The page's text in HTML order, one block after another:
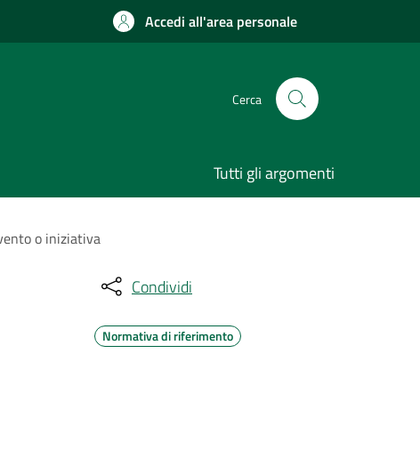
Accedi all'area personale
Cerca
Tutti gli argomenti
o iniziativa
Condividi
Normativa di riferimento